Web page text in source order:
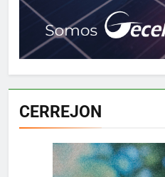
CERREJON